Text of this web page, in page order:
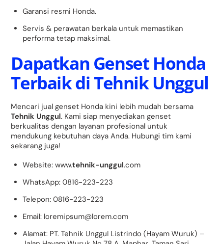
Garansi resmi Honda.
Servis & perawatan berkala untuk memastikan
performa tetap maksimal.
Dapatkan Genset Honda
Terbaik di Tehnik Unggul
Mencari jual genset Honda kini lebih mudah bersama
Tehnik Unggul. Kami siap menyediakan genset
berkualitas dengan layanan profesional untuk
mendukung kebutuhan daya Anda. Hubungi tim kami
sekarang juga!
Website:www.tehnik-unggul.com
WhatsApp:0816-223-223
Telepon:0816-223-223
Email: loremipsum@lorem.com
Alamat: PT. Tehnik Unggul Listrindo (Hayam Wuruk) –